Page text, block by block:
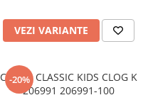
VEZI VARIANTE
-20%
CROCS CLASSIC KIDS CLOG K
206991 206991-100